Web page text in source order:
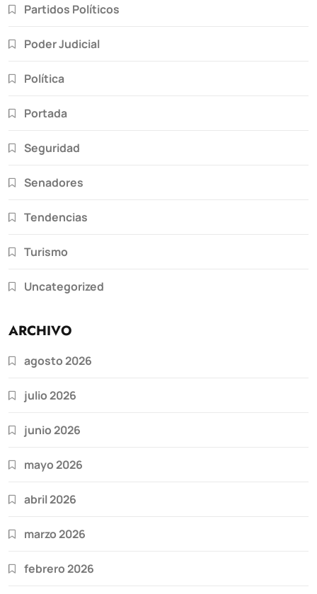
Partidos Políticos
Poder Judicial
Política
Portada
Seguridad
Senadores
Tendencias
Turismo
Uncategorized
ARCHIVO
agosto 2026
julio 2026
junio 2026
mayo 2026
abril 2026
marzo 2026
febrero 2026